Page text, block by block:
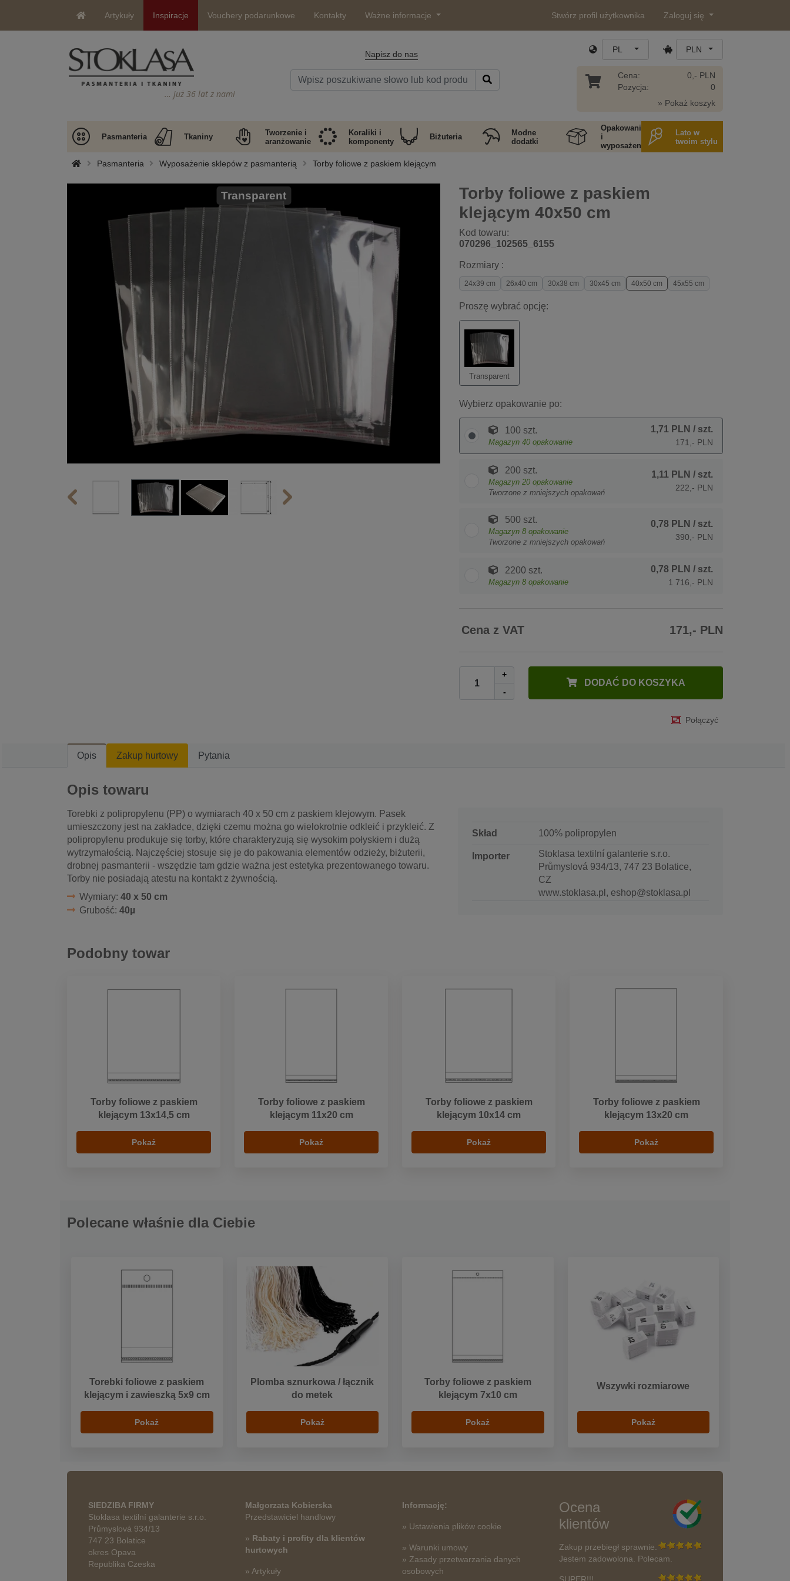
Artykuły Inspiracje Vouchery podarunkowe Kontakty Ważne informacje Stwórz profil użytkownika Zaloguj się
… już 36 lat z nami
Napisz do nas PL PLN
Cena:
Pozycja:
0,- PLN
0
» Pokaż koszyk
Pasmanteria Tkaniny
Tworzenie i
aranżowanie
Koraliki i
komponenty
Biżuteria
Modne
dodatki
Opakowania
i
wyposażenie
Lato w
twoim stylu
Pasmanteria Wyposażenie sklepów z pasmanterią Torby foliowe z paskiem klejącym
Torby foliowe z paskiem
klejącym 40x50 cm
Kod towaru:
070296_102565_6155
Transparent
Rozmiary :
24x39 cm 26x40 cm 30x38 cm 30x45 cm 40x50 cm 45x55 cm
Proszę wybrać opcję:
Transparent
Wybierz opakowanie po:
100 szt.
Magazyn 40 opakowanie
1,71 PLN / szt.
171,- PLN
200 szt.
Magazyn 20 opakowanie
Tworzone z mniejszych opakowań
1,11 PLN / szt.
222,- PLN
500 szt.
Magazyn 8 opakowanie
Tworzone z mniejszych opakowań
0,78 PLN / szt.
390,- PLN
2200 szt.
Magazyn 8 opakowanie
0,78 PLN / szt.
1 716,- PLN
Cena z VAT 171,- PLN
+
-
DODAĆ DO KOSZYKA
Połączyć
Opis Zakup hurtowy Pytania
Opis towaru
Torebki z polipropylenu (PP) o wymiarach 40 x 50 cm z paskiem klejowym. Pasek
umieszczony jest na zakładce, dzięki czemu można go wielokrotnie odkleić i przykleić. Z
polipropylenu produkuje się torby, które charakteryzują się wysokim połyskiem i dużą
wytrzymałością. Najczęściej stosuje się je do pakowania elementów odzieży, biżuterii,
drobnej pasmanterii - wszędzie tam gdzie ważna jest estetyka prezentowanego towaru.
Torby nie posiadają atestu na kontakt z żywnością.
Wymiary: 40 x 50 cm
Grubość: 40µ
Skład 100% polipropylen
Importer
Stoklasa textilní galanterie s.r.o.
Průmyslová 934/13, 747 23 Bolatice,
CZ
www.stoklasa.pl, eshop@stoklasa.pl
Podobny towar
Torby foliowe z paskiem
klejącym 13x14,5 cm
Pokaż
Torby foliowe z paskiem
klejącym 11x20 cm
Pokaż
Torby foliowe z paskiem
klejącym 10x14 cm
Pokaż
Torby foliowe z paskiem
klejącym 13x20 cm
Pokaż
Polecane właśnie dla Ciebie
Torebki foliowe z paskiem
klejącym i zawieszką 5x9 cm
Pokaż
Plomba sznurkowa / łącznik
do metek
Pokaż
Torby foliowe z paskiem
klejącym 7x10 cm
Pokaż
Wszywki rozmiarowe
Pokaż
SIEDZIBA FIRMY
Stoklasa textilní galanterie s.r.o.
Průmyslová 934/13
747 23 Bolatice
okres Opava
Republika Czeska
Małgorzata Kobierska
Przedstawiciel handlowy
» Rabaty i profity dla klientów
hurtowych
» Artykuły
Informację:
» Ustawienia plików cookie
» Warunki umowy
» Zasady przetwarzania danych
osobowych
Ocena
klientów
Zakup przebiegł sprawnie.
Jestem zadowolona. Polecam.
SUPER!!!